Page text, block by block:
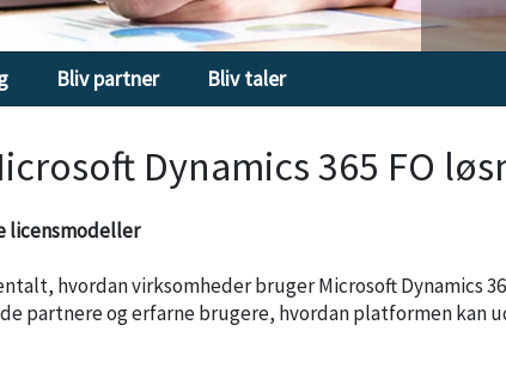
Bliv partner Bliv taler
Dynamics 365 FO
licensmodeller
hvordan virksomheder bruger Microsoft Dynamics
partnere og erfarne brugere, hvordan platformen kan